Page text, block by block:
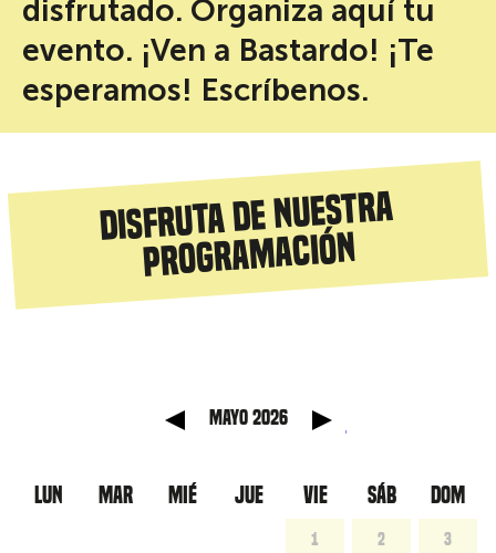
disfrutado. Organiza aquí tu
evento. ¡Ven a Bastardo! ¡Te
esperamos! Escríbenos.
Disfruta de nuestra
programación
mayo 2026
LUN MAR MIÉ JUE VIE SÁB DOM
1 2 3